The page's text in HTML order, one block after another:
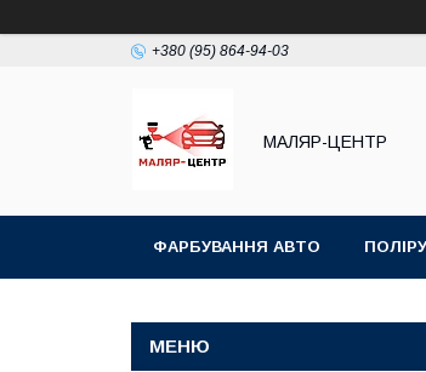
+380 (95) 864-94-03
МАЛЯР-ЦЕНТР
ФАРБУВАННЯ АВТО